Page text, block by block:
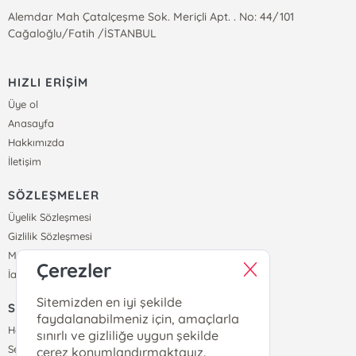
Alemdar Mah Çatalçeşme Sok. Meriçli Apt. . No: 44/101
Cağaloğlu/Fatih /İSTANBUL
HIZLI ERİŞİM
Üye ol
Anasayfa
Hakkımızda
İletişim
SÖZLEŞMELER
Üyelik Sözleşmesi
Gizlilik Sözleşmesi
Mesafeli Satış Sözleşmesi
İade ve Teslimat Koşulları
SİPARİŞ
Hesabım
Sepetim
Çerezler
Sitemizden en iyi şekilde
faydalanabilmeniz için, amaçlarla
sınırlı ve gizliliğe uygun şekilde
çerez konumlandırmaktayız.